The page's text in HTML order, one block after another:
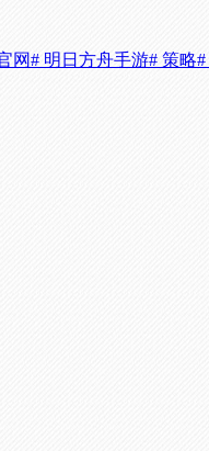
网# 明日方舟手游# 策略